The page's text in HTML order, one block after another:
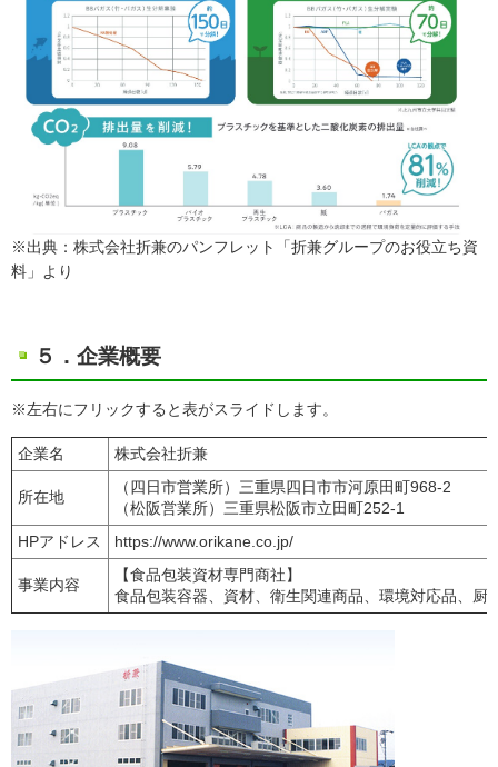
※出典：株式会社折兼のパンフレット「折兼グループのお役立ち資
料」より
５．企業概要
※左右にフリックすると表がスライドします。
企業名 株式会社折兼
所在地
（四日市営業所）三重県四日市市河原田町968-2
（松阪営業所）三重県松阪市立田町252-1
HPアドレス
https://www.orikane.co.jp/
事業内容
【食品包装資材専門商社】
食品包装容器、資材、衛生関連商品、環境対応品、厨